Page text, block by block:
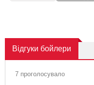
Відгуки бойлери
7 проголосувало